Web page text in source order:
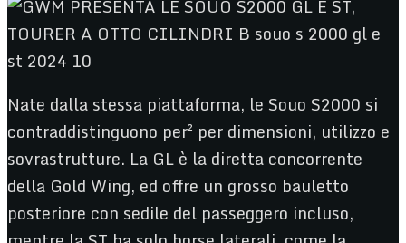
Nate dalla stessa piattaforma, le Souo S2000 si
contraddistinguono per² per dimensioni, utilizzo e
sovrastrutture. La GL è la diretta concorrente
della Gold Wing, ed offre un grosso bauletto
posteriore con sedile del passeggero incluso,